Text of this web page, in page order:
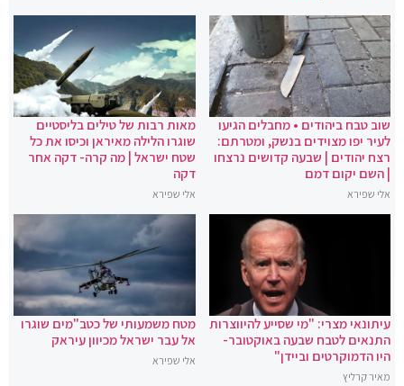
שוב טבח ביהודים • מחבלים הגיעו
לעיר יפו מצוידים בנשק, ומטרתם:
רצח יהודים | שבעה קדושים נרצחו
| השם יקום דמם
אלי שפירא
מאות רבות של טילים בליסטיים
שוגרו הלילה מאיראן וכיסו את כל
שטח ישראל | מה קרה- דקה אחר
דקה
אלי שפירא
עיתונאי מצרי: "מי שסייע להיווצרות
התנאים לטבח שבעה באוקטובר-
היו הדמוקרטים וביידן"
מאיר קרליץ
מטח משמעותי של כטב"מים שוגרו
אל עבר ישראל מכיוון עיראק
אלי שפירא